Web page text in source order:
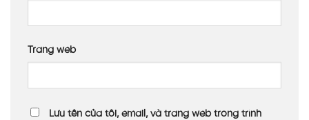
Trang web
Lưu tên của tôi, email, và trang web trong trình